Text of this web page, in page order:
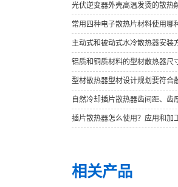
光伏逆变器外壳高温发烫的散热
常用四种电子散热片材料使用哪
主动式和被动式水冷散热器安装
铝质和铜质材料的型材散热器尺
型材散热器型材设计规划要符合
自然冷却插片散热器齿间距、齿
插片散热器怎么使用？应用和加
相关产品